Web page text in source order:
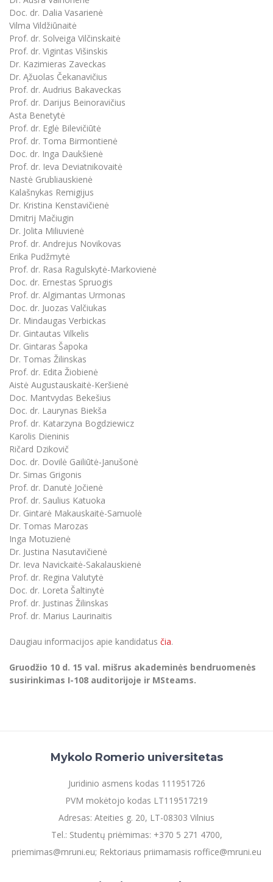
Doc. dr. Dalia Vasarienė
Vilma Vildžiūnaitė
Prof. dr. Solveiga Vilčinskaitė
Prof. dr. Vigintas Višinskis
Dr. Kazimieras Zaveckas
Dr. Ąžuolas Čekanavičius
Prof. dr. Audrius Bakaveckas
Prof. dr. Darijus Beinoravičius
Asta Benetytė
Prof. dr. Eglė Bilevičiūtė
Prof. dr. Toma Birmontienė
Doc. dr. Inga Daukšienė
Prof. dr. Ieva Deviatnikovaitė
Nastė Grubliauskienė
Kalašnykas Remigijus
Dr. Kristina Kenstavičienė
Dmitrij Mačiugin
Dr. Jolita Miliuvienė
Prof. dr. Andrejus Novikovas
Erika Pudžmytė
Prof. dr. Rasa Ragulskytė-Markovienė
Doc. dr. Ernestas Spruogis
Prof. dr. Algimantas Urmonas
Doc. dr. Juozas Valčiukas
Dr. Mindaugas Verbickas
Dr. Gintautas Vilkelis
Dr. Gintaras Šapoka
Dr. Tomas Žilinskas
Prof. dr. Edita Žiobienė
Aistė Augustauskaitė-Keršienė
Doc. Mantvydas Bekešius
Doc. dr. Laurynas Biekša
Prof. dr. Katarzyna Bogdziewicz
Karolis Dieninis
Ričard Dzikovič
Doc. dr. Dovilė Gailiūtė-Janušonė
Dr. Simas Grigonis
Prof. dr. Danutė Jočienė
Prof. dr. Saulius Katuoka
Dr. Gintarė Makauskaitė-Samuolė
Dr. Tomas Marozas
Inga Motuzienė
Dr. Justina Nasutavičienė
Dr. Ieva Navickaitė-Sakalauskienė
Prof. dr. Regina Valutytė
Doc. dr. Loreta Šaltinytė
Prof. dr. Justinas Žilinskas
Prof. dr. Marius Laurinaitis
Daugiau informacijos apie kandidatus čia.
Gruodžio 10 d. 15 val. mišrus akademinės bendruomenės
susirinkimas I-108 auditorijoje ir MSteams.
Mykolo Romerio universitetas
Juridinio asmens kodas 111951726
PVM mokėtojo kodas LT119517219
Adresas: Ateities g. 20, LT-08303 Vilnius
Tel.: Studentų priėmimas: +370 5 271 4700,
priemimas@mruni.eu; Rektoriaus priimamasis roffice@mruni.eu